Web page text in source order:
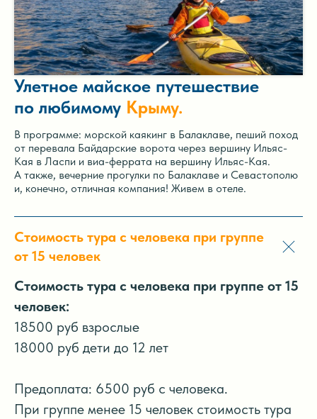
Улетное майское путешествие
по любимому Крыму.
В программе: морской каякинг в Балаклаве, пеший поход
от перевала Байдарские ворота через вершину Ильяс-
Кая в Ласпи и виа-феррата на вершину Ильяс-Кая.
А также, вечерние прогулки по Балаклаве и Севастополю
и, конечно, отличная компания! Живем в отеле.
Стоимость тура с человека при группе
от 15 человек
Стоимость тура с человека при группе от 15
человек:
18500 руб взрослые
18000 руб дети до 12 лет
Предоплата: 6500 руб с человека.
При группе менее 15 человек стоимость тура